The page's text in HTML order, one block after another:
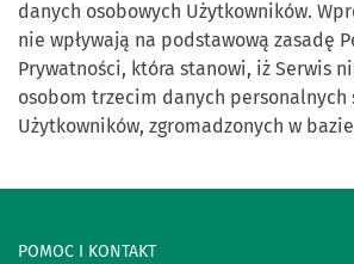
danych osobowych Użytkowników.
nie wpływają na podstawową zasadę
Prywatności, która stanowi, iż Serwis
osobom trzecim danych personalnych
Użytkowników, zgromadzonych w
POMOC I KONTAKT